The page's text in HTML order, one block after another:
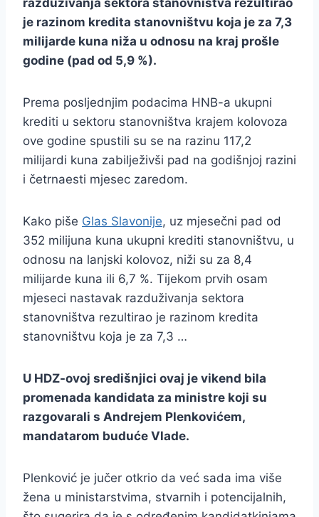
razduživanja sektora stanovništva rezultirao
je razinom kredita stanovništvu koja je za 7,3
milijarde kuna niža u odnosu na kraj prošle
godine (pad od 5,9 %).
Prema posljednjim podacima HNB-a ukupni
krediti u sektoru stanovništva krajem kolovoza
ove godine spustili su se na razinu 117,2
milijardi kuna zabilježivši pad na godišnjoj razini
i četrnaesti mjesec zaredom.
Kako piše Glas Slavonije, uz mjesečni pad od
352 milijuna kuna ukupni krediti stanovništvu, u
odnosu na lanjski kolovoz, niži su za 8,4
milijarde kuna ili 6,7 %. Tijekom prvih osam
mjeseci nastavak razduživanja sektora
stanovništva rezultirao je razinom kredita
stanovništvu koja je za 7,3 …
U HDZ-ovoj središnjici ovaj je vikend bila
promenada kandidata za ministre koji su
razgovarali s Andrejem Plenkovićem,
mandatarom buduće Vlade.
Plenković je jučer otkrio da već sada ima više
žena u ministarstvima, stvarnih i potencijalnih,